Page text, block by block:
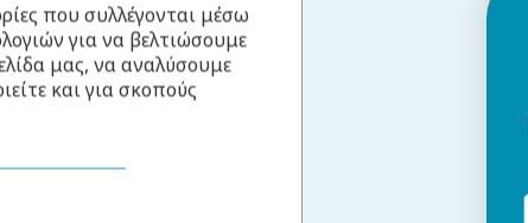
που συλλέγονται μέσω
για να βελτιώσουμε
μας, να αναλύσουμε
και για σκοπούς